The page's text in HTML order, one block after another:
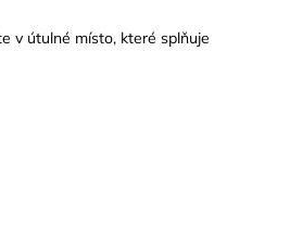
v útulné místo, které splňuje